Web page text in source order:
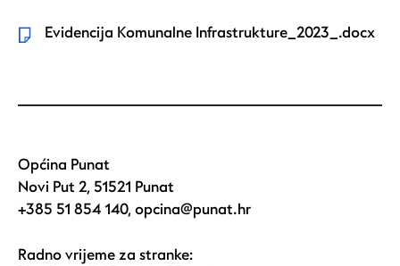
Evidencija Komunalne Infrastrukture_2023_.docx
Općina Punat
Novi Put 2, 51521 Punat
+385 51 854 140,opcina@punat.hr
Radno vrijeme za stranke: